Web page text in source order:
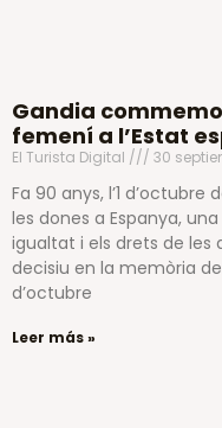
Gandia
femení a l’Estat
El Turista Digital 30
Fa 90 anys, l’1
les dones a Espanya,
igualtat i els drets de les
decisiu en la memòria
d’octubre
Leer más »